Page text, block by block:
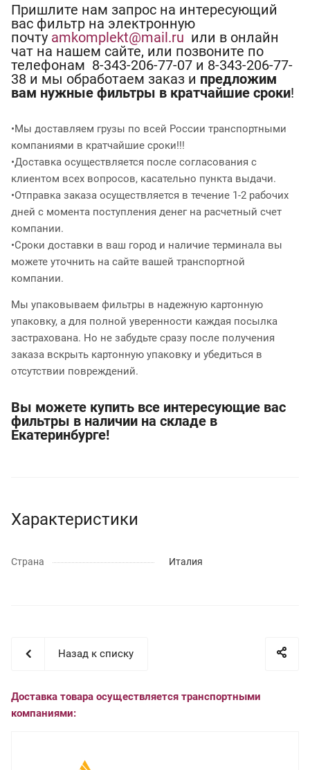
Пришлите нам запрос на интересующий
вас фильтр на электронную
почту amkomplekt@mail.ru или в онлайн
чат на нашем сайте, или позвоните по
телефонам 8-343-206-77-07 и 8-343-206-77-
38 и мы обработаем заказ и предложим
вам нужные фильтры в кратчайшие сроки!
•Мы доставляем грузы по всей России транспортными
компаниями в кратчайшие сроки!!!
•Доставка осуществляется после согласования с
клиентом всех вопросов, касательно пункта выдачи.
•Отправка заказа осуществляется в течение 1-2 рабочих
дней с момента поступления денег на расчетный счет
компании.
•Сроки доставки в ваш город и наличие терминала вы
можете уточнить на сайте вашей транспортной
компании.
Мы упаковываем фильтры в надежную картонную
упаковку, а для полной уверенности каждая посылка
застрахована. Но не забудьте сразу после получения
заказа вскрыть картонную упаковку и убедиться в
отсутствии повреждений.
Вы можете купить все интересующие вас
фильтры в наличии на складе в
Екатеринбурге!
Характеристики
Страна Италия
Назад к списку
Доставка товара осуществляется транспортными
компаниями: